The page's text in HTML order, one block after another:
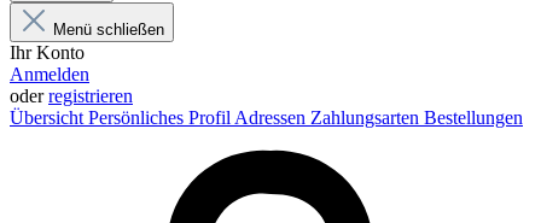
Menü schließen
Ihr Konto
Anmelden
oderregistrieren
Übersicht Persönliches Profil Adressen Zahlungsarten Bestellungen